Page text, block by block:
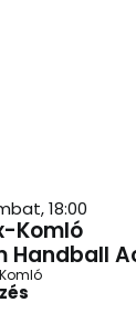
18:00
Komló
Handball